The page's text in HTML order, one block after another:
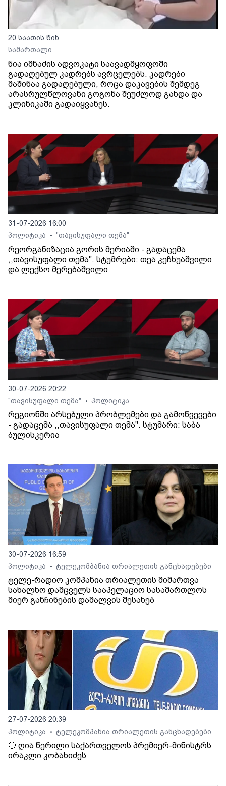
20 საათის წინ
სამართალი
ნია იმნაძის ადვოკატი საავადმყოფოში
გადაღებულ კადრებს ავრცელებს. კადრები
მაშინაა გადაღებული, როცა დაკავების შემდეგ
არასრულწლოვანი გოგონა შეუძლოდ გახდა და
კლინიკაში გადაიყვანეს.
31-07-2026 16:00
პოლიტიკა
• "თავისუფალი თემა"
რეორგანიზაცია გორის მერიაში - გადაცემა
,,თავისუფალი თემა". სტუმრები: თეა კეჩხუაშვილი
და ლექსო მერებაშვილი
30-07-2026 20:22
"თავისუფალი თემა"
• პოლიტიკა
რეგიონში არსებული პრობლემები და გამოწვევები
- გადაცემა ,,თავისუფალი თემა". სტუმარი: საბა
ბულისკერია
30-07-2026 16:59
პოლიტიკა
• ტელეკომპანია თრიალეთის განცხადებები
ტელე-რადიო კომპანია თრიალეთის მიმართვა
სახალხო დამცველს სააპელაციო სასამართლოს
მიერ განჩინების დამალვის შესახებ
27-07-2026 20:39
პოლიტიკა
• ტელეკომპანია თრიალეთის განცხადებები
🔴 ღია წერილი საქართველოს პრემიერ-მინისტრს
ირაკლი კობახიძეს